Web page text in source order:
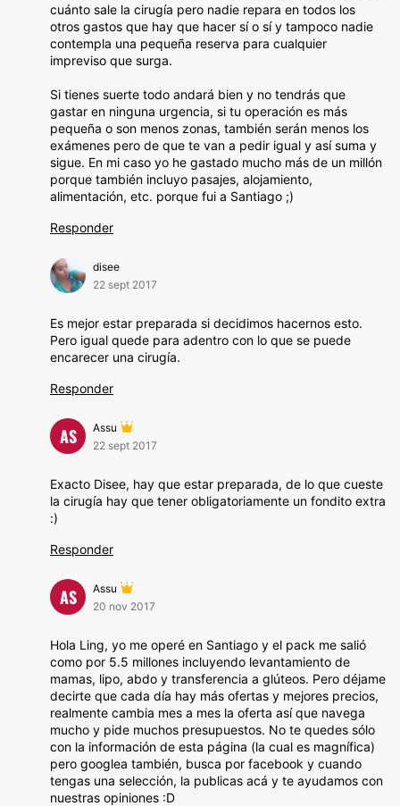
cuánto sale la cirugía pero nadie repara en todos los
otros gastos que hay que hacer sí o sí y tampoco nadie
contempla una pequeña reserva para cualquier
impreviso que surga.
Si tienes suerte todo andará bien y no tendrás que
gastar en ninguna urgencia, si tu operación es más
pequeña o son menos zonas, también serán menos los
exámenes pero de que te van a pedir igual y así suma y
sigue. En mi caso yo he gastado mucho más de un millón
porque también incluyo pasajes, alojamiento,
alimentación, etc. porque fui a Santiago ;)
Responder
disee
22 sept 2017
Es mejor estar preparada si decidimos hacernos esto.
Pero igual quede para adentro con lo que se puede
encarecer una cirugía.
Responder
AS
Assu
22 sept 2017
Exacto Disee, hay que estar preparada, de lo que cueste
la cirugía hay que tener obligatoriamente un fondito extra
:)
Responder
AS
Assu
20 nov 2017
Hola Ling, yo me operé en Santiago y el pack me salió
como por 5.5 millones incluyendo levantamiento de
mamas, lipo, abdo y transferencia a glúteos. Pero déjame
decirte que cada día hay más ofertas y mejores precios,
realmente cambia mes a mes la oferta así que navega
mucho y pide muchos presupuestos. No te quedes sólo
con la información de esta página (la cual es magnífica)
pero googlea también, busca por facebook y cuando
tengas una selección, la publicas acá y te ayudamos con
nuestras opiniones :D